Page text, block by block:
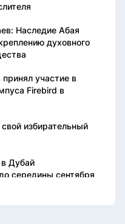
Наследие Абая
духовного
участие в
Firebird в
свой избирательный
Дубай
середины сентября
локализации: как в